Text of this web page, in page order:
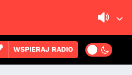
WSPIERAJ RADIO